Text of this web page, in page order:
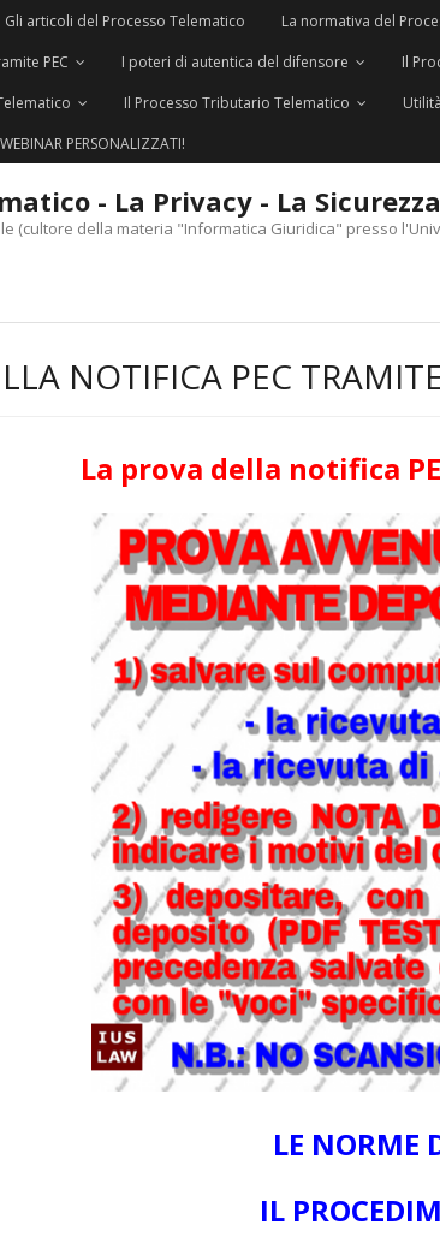
Gli articoli del Processo Telematico La normativa del
PEC
I poteri di autentica del difensore Il
Il Processo Tributario Telematico
PERSONALIZZATI!
- La Privacy - La
(cultore della materia "Informatica Giuridica" presso
NOTIFICA PEC
La prova della notifica
LE NORME
IL